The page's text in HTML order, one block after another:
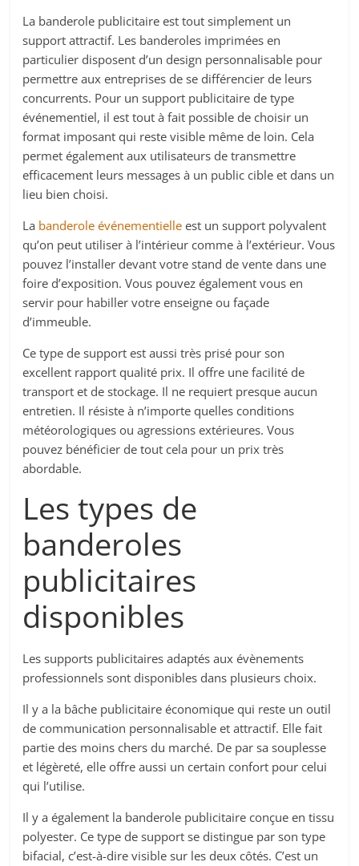
La banderole publicitaire est tout simplement un
support attractif. Les banderoles imprimées en
particulier disposent d’un design personnalisable pour
permettre aux entreprises de se différencier de leurs
concurrents. Pour un support publicitaire de type
événementiel, il est tout à fait possible de choisir un
format imposant qui reste visible même de loin. Cela
permet également aux utilisateurs de transmettre
efficacement leurs messages à un public cible et dans un
lieu bien choisi.
La banderole événementielle est un support polyvalent
qu’on peut utiliser à l’intérieur comme à l’extérieur. Vous
pouvez l’installer devant votre stand de vente dans une
foire d’exposition. Vous pouvez également vous en
servir pour habiller votre enseigne ou façade
d’immeuble.
Ce type de support est aussi très prisé pour son
excellent rapport qualité prix. Il offre une facilité de
transport et de stockage. Il ne requiert presque aucun
entretien. Il résiste à n’importe quelles conditions
météorologiques ou agressions extérieures. Vous
pouvez bénéficier de tout cela pour un prix très
abordable.
Les types de
banderoles
publicitaires
disponibles
Les supports publicitaires adaptés aux évènements
professionnels sont disponibles dans plusieurs choix.
Il y a la bâche publicitaire économique qui reste un outil
de communication personnalisable et attractif. Elle fait
partie des moins chers du marché. De par sa souplesse
et légèreté, elle offre aussi un certain confort pour celui
qui l’utilise.
Il y a également la banderole publicitaire conçue en tissu
polyester. Ce type de support se distingue par son type
bifacial, c’est-à-dire visible sur les deux côtés. C’est un